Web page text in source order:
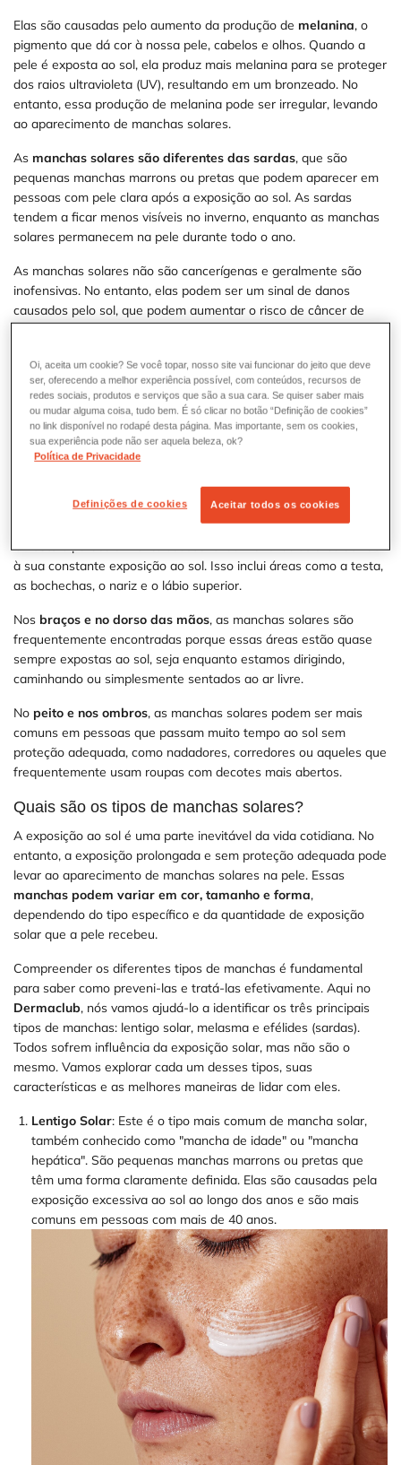
Elas são causadas pelo aumento da produção de melanina, o
pigmento que dá cor à nossa pele, cabelos e olhos. Quando a
pele é exposta ao sol, ela produz mais melanina para se proteger
dos raios ultravioleta (UV), resultando em um bronzeado. No
entanto, essa produção de melanina pode ser irregular, levando
ao aparecimento de manchas solares.
As manchas solares são diferentes das sardas, que são
pequenas manchas marrons ou pretas que podem aparecer em
pessoas com pele clara após a exposição ao sol. As sardas
tendem a ficar menos visíveis no inverno, enquanto as manchas
solares permanecem na pele durante todo o ano.
As manchas solares não são cancerígenas e geralmente são
inofensivas. No entanto, elas podem ser um sinal de danos
causados pelo sol, que podem aumentar o risco de câncer de
Onde as manchas solares podem aparecer?
A médica, especialista em dermatologia, também destacou os
grupos mais vulneráveis às manchas solares e as áreas do corpo
onde essas manchas são mais propensas a aparecer. Ela afirma:
clara e surgem em áreas expostas ao sol, comorosto, dorso das
mãos e dos pés, braços, colo, ombros e pernas. ”
Orostoé particularmente suscetível às manchas solares devido
à sua constante exposição ao sol. Isso inclui áreas como a testa,
as bochechas, o nariz e o lábio superior.
Nos braços e no dorso das mãos, as manchas solares são
frequentemente encontradas porque essas áreas estão quase
sempre expostas ao sol, seja enquanto estamos dirigindo,
caminhando ou simplesmente sentados ao ar livre.
No peito e nos ombros, as manchas solares podem ser mais
comuns em pessoas que passam muito tempo ao sol sem
proteção adequada, como nadadores, corredores ou aqueles que
frequentemente usam roupas com decotes mais abertos.
Quais são os tipos de manchas solares?
A exposição ao sol é uma parte inevitável da vida cotidiana. No
entanto, a exposição prolongada e sem proteção adequada pode
levar ao aparecimento de manchas solares na pele. Essas
manchas podem variar em cor, tamanho e forma,
dependendo do tipo específico e da quantidade de exposição
solar que a pele recebeu.
Compreender os diferentes tipos de manchas é fundamental
para saber como preveni-las e tratá-las efetivamente. Aqui no
Dermaclub, nós vamos ajudá-lo a identificar os três principais
tipos de manchas: lentigo solar, melasma e efélides (sardas).
Todos sofrem influência da exposição solar, mas não são o
mesmo. Vamos explorar cada um desses tipos, suas
características e as melhores maneiras de lidar com eles.
Lentigo Solar: Este é o tipo mais comum de mancha solar,
também conhecido como "mancha de idade" ou "mancha
hepática". São pequenas manchas marrons ou pretas que
têm uma forma claramente definida. Elas são causadas pela
exposição excessiva ao sol ao longo dos anos e são mais
comuns em pessoas com mais de 40 anos.
Oi, aceita um cookie? Se você topar, nosso site vai funcionar do jeito que deve
ser, oferecendo a melhor experiência possível, com conteúdos, recursos de
redes sociais, produtos e serviços que são a sua cara. Se quiser saber mais
ou mudar alguma coisa, tudo bem. É só clicar no botão “Definição de cookies”
no link disponível no rodapé desta página. Mas importante, sem os cookies,
sua experiência pode não ser aquela beleza, ok?
Política de Privacidade
Definições de cookies Aceitar todos os cookies